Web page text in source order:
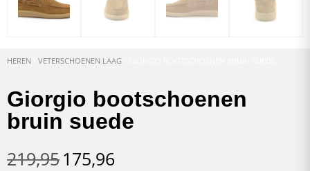
HEREN VETERSCHOENEN LAAG
Giorgio bootschoenen
bruin suede
219,95175,96